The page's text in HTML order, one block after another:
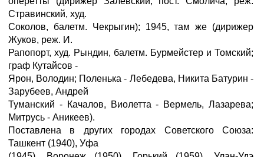
Стравинский, худ.
Соколов, балетм. Чекрыгин); 1945, там же (дирижер
Жуков, реж. И.
Рапопорт, худ. Рындин, балетм. Бурмейстер и Томский;
граф Кутайсов -
Ярон, Володин; Поленька - Лебедева, Никита Батурин -
Зарубеев, Андрей
Туманский - Качалов, Виолетта - Вермель, Лазарева;
Митрусь - Аникеев).
Поставлена в других городах Советского Союза:
Ташкент (1940), Уфа